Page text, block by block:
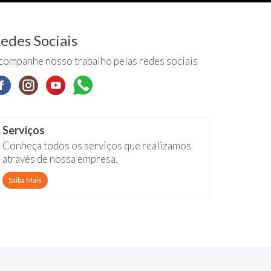
Sociais
nosso trabalho pelas redes sociais
Serviços
Conheça todos os serviços que realizamos
através de nossa empresa.
Saiba Mais